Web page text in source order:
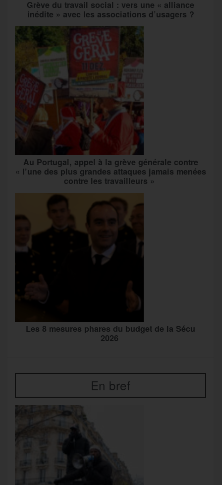
Grève du travail social : vers une « alliance
inédite » avec les associations d’usagers ?
Au Portugal, appel à la grève générale contre
« l’une des plus grandes attaques jamais menées
contre les travailleurs »
Les 8 mesures phares du budget de la Sécu
2026
En bref